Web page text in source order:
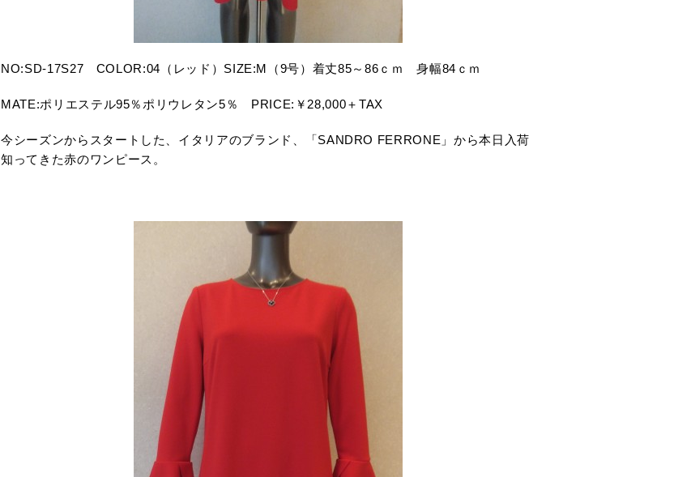
NO:SD-17S27 COLOR:04（レッド）SIZE:M（9号）着丈85～86ｃｍ 身幅84ｃｍ
MATE:ポリエステル95％ポリウレタン5％ PRICE:￥28,000＋TAX
今シーズンからスタートした、イタリアのブランド、「SANDRO FERRONE」から本日入荷
知ってきた赤のワンピース。